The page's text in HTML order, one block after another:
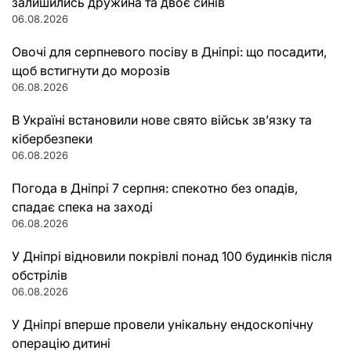
06.08.2026
Овочі для серпневого посіву в Дніпрі: що посадити,
щоб встигнути до морозів
06.08.2026
В Україні встановили нове свято військ зв’язку та
кібербезпеки
06.08.2026
Погода в Дніпрі 7 серпня: спекотно без опадів,
спадає спека на заході
06.08.2026
У Дніпрі відновили покрівлі понад 100 будинків після
обстрілів
06.08.2026
У Дніпрі вперше провели унікальну ендоскопічну
операцію дитині